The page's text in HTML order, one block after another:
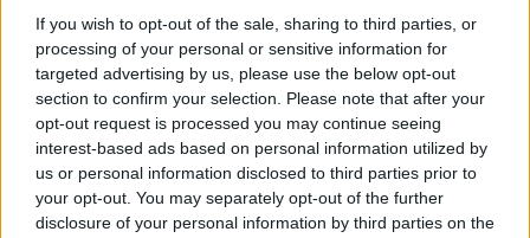
If you wish to opt-out of the sale, sharing to third parties, or
processing of your personal or sensitive information for
targeted advertising by us, please use the below opt-out
section to confirm your selection. Please note that after your
opt-out request is processed you may continue seeing
interest-based ads based on personal information utilized by
us or personal information disclosed to third parties prior to
your opt-out. You may separately opt-out of the further
disclosure of your personal information by third parties on the